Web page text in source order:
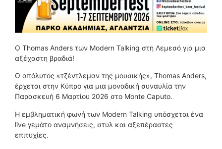
O Thomas Anders των Modern Talking στη Λεμεσό για μια
αξέχαστη βραδιά!
Ο απόλυτος «τζέντλεμαν της μουσικής», Thomas Anders,
έρχεται στην Κύπρο για μια μοναδική συναυλία την
Παρασκευή 6 Μαρτίου 2026 στο Monte Caputo.
Η εμβληματική φωνή των Modern Talking υπόσχεται ένα
live γεμάτο αναμνήσεις, στυλ και αξεπέραστες
επιτυχίες.